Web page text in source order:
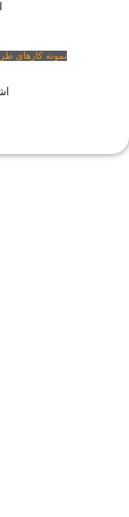
نمونه کارهای